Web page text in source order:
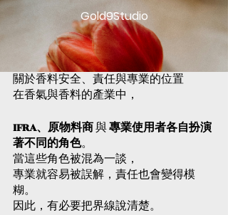
Gold9St
udio
Aroma
Library
氣、情
緒氛圍
與空間
香氛設
計｜
Gold9St
udio
Aroma
Library
Gold9St
udio
Library
樹脂植
物香氣
與芳香
設計｜
Gold9St
Aroma
Library
洞察
力、樹
脂植物
香氣與
芳香設
計｜
Gold9St
udio
Aroma
Library
Gold9Studio
關於香料安全、責任與專業的位置
在香氣與香料的產業中，
IFRA、原物料商 與 專業使用者各自扮演
著不同的角色。
當這些角色被混為一談，
專業就容易被誤解，責任也會變得模
糊。
因此，有必要把界線說清楚。